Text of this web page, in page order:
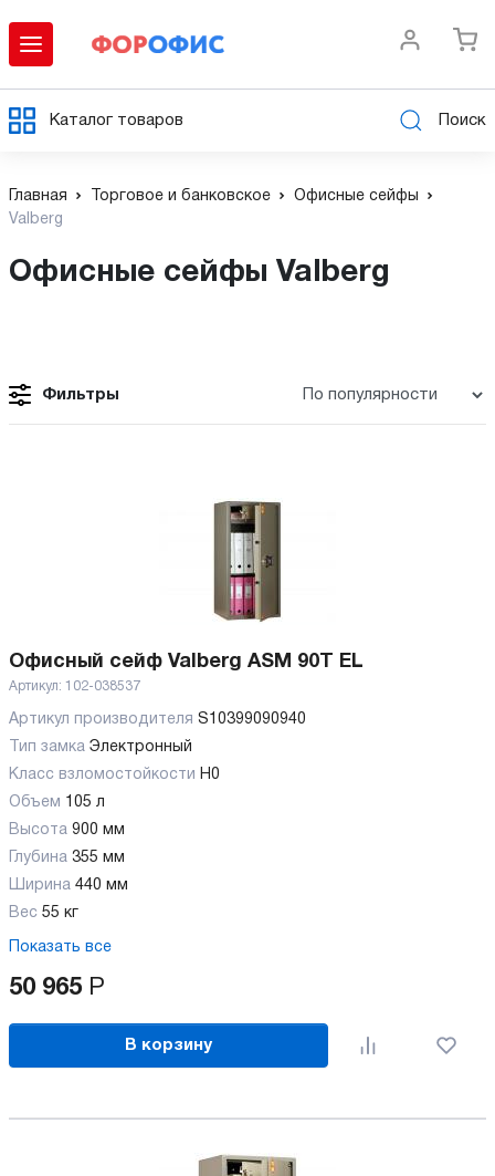
Каталог товаров Поиск
Главная Торговое и банковское
Офисные сейфы
Valberg
Офисные сейфы Valberg
Фильтры
Офисный сейф Valberg ASM 90T EL
Артикул: 102-038537
Артикул производителя S10399090940
Тип замка Электронный
Класс взломостойкости H0
Объем 105 л
Высота 900 мм
Глубина 355 мм
Ширина 440 мм
Вес 55 кг
Показать все
50 965 Р
В корзину